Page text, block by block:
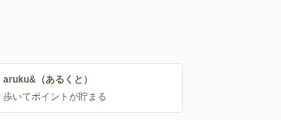
aruku&（あるくと）
歩いてポイントが貯まる